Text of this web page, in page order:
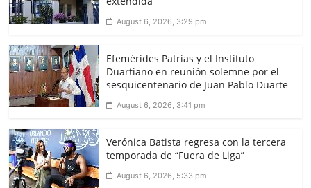
August 6, 2026, 3:29 pm
Efemérides Patrias y el Instituto
Duartiano en reunión solemne por el
sesquicentenario de Juan Pablo Duarte
August 6, 2026, 3:41 pm
Verónica Batista regresa con la tercera
temporada de “Fuera de Liga”
August 6, 2026, 5:33 pm